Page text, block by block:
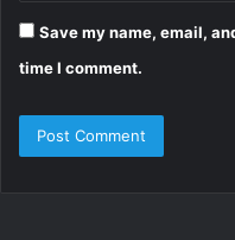
Save my name, email,
time I comment.